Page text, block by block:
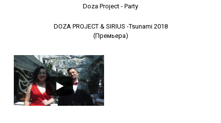
Doza Project - Party
DOZA PROJECT & SIRIUS -Tsunami 2018
(Премьера)